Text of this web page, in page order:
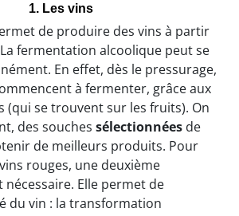
1. Les vins
de produire des vins à partir
fermentation alcoolique peut se
En effet, dès le pressurage,
à fermenter, grâce aux
(qui se trouvent sur les fruits). On
des souches sélectionnées de
de meilleurs produits. Pour
rouges, une deuxième
Elle permet de
du vin : la transformation